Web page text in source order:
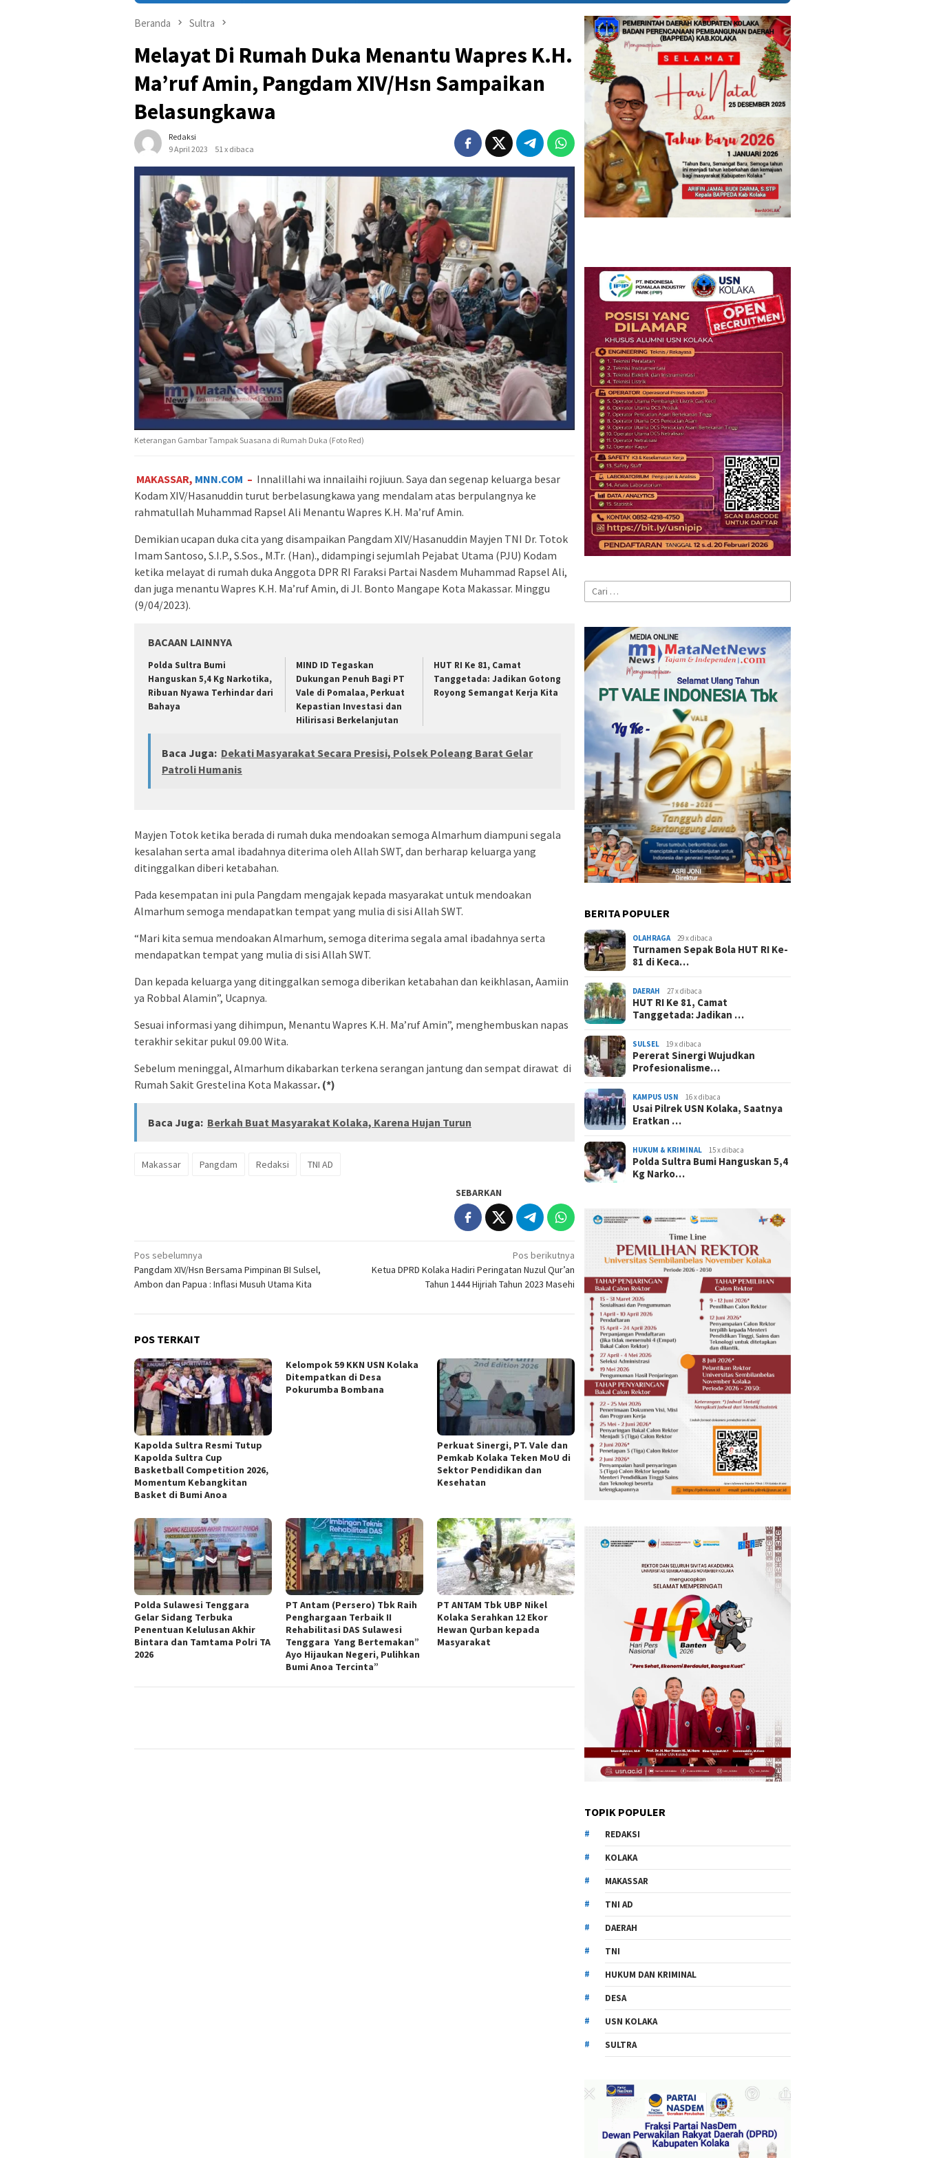
Beranda Sultra
Melayat Di Rumah Duka Menantu Wapres K.H.
Ma’ruf Amin, Pangdam XIV/Hsn Sampaikan
Belasungkawa
Redaksi
9 April 2023
51 x dibaca
Keterangan Gambar Tampak Suasana di Rumah Duka (Foto Red)
MAKASSAR, MNN.COM – Innalillahi wa innailaihi rojiuun. Saya dan segenap keluarga besar
Kodam XIV/Hasanuddin turut berbelasungkawa yang mendalam atas berpulangnya ke
rahmatullah Muhammad Rapsel Ali Menantu Wapres K.H. Ma’ruf Amin.
Demikian ucapan duka cita yang disampaikan Pangdam XIV/Hasanuddin Mayjen TNI Dr. Totok
Imam Santoso, S.I.P., S.Sos., M.Tr. (Han)., didampingi sejumlah Pejabat Utama (PJU) Kodam
ketika melayat di rumah duka Anggota DPR RI Faraksi Partai Nasdem Muhammad Rapsel Ali,
dan juga menantu Wapres K.H. Ma’ruf Amin, di Jl. Bonto Mangape Kota Makassar. Minggu
(9/04/2023).
BACAAN LAINNYA
Polda Sultra Bumi
Hanguskan 5,4 Kg Narkotika,
Ribuan Nyawa Terhindar dari
Bahaya
MIND ID Tegaskan
Dukungan Penuh Bagi PT
Vale di Pomalaa, Perkuat
Kepastian Investasi dan
Hilirisasi Berkelanjutan
HUT RI Ke 81, Camat
Tanggetada: Jadikan Gotong
Royong Semangat Kerja Kita
Baca Juga: Dekati Masyarakat Secara Presisi, Polsek Poleang Barat Gelar
Patroli Humanis
Mayjen Totok ketika berada di rumah duka mendoakan semoga Almarhum diampuni segala
kesalahan serta amal ibadahnya diterima oleh Allah SWT, dan berharap keluarga yang
ditinggalkan diberi ketabahan.
Pada kesempatan ini pula Pangdam mengajak kepada masyarakat untuk mendoakan
Almarhum semoga mendapatkan tempat yang mulia di sisi Allah SWT.
“Mari kita semua mendoakan Almarhum, semoga diterima segala amal ibadahnya serta
mendapatkan tempat yang mulia di sisi Allah SWT.
Dan kepada keluarga yang ditinggalkan semoga diberikan ketabahan dan keikhlasan, Aamiin
ya Robbal Alamin”, Ucapnya.
Sesuai informasi yang dihimpun, Menantu Wapres K.H. Ma’ruf Amin”, menghembuskan napas
terakhir sekitar pukul 09.00 Wita.
Sebelum meninggal, Almarhum dikabarkan terkena serangan jantung dan sempat dirawat di
Rumah Sakit Grestelina Kota Makassar. (*)
Baca Juga: Berkah Buat Masyarakat Kolaka, Karena Hujan Turun
Makassar Pangdam Redaksi TNI AD
SEBARKAN
Navigasi
pos
Pos sebelumnya
Pangdam XIV/Hsn Bersama Pimpinan BI Sulsel,
Ambon dan Papua : Inflasi Musuh Utama Kita
Pos berikutnya
Ketua DPRD Kolaka Hadiri Peringatan Nuzul Qur’an
Tahun 1444 Hijriah Tahun 2023 Masehi
POS TERKAIT
Kapolda Sultra Resmi Tutup
Kapolda Sultra Cup
Basketball Competition 2026,
Momentum Kebangkitan
Basket di Bumi Anoa
Kelompok 59 KKN USN Kolaka
Ditempatkan di Desa
Pokurumba Bombana
Perkuat Sinergi, PT. Vale dan
Pemkab Kolaka Teken MoU di
Sektor Pendidikan dan
Kesehatan
Polda Sulawesi Tenggara
Gelar Sidang Terbuka
Penentuan Kelulusan Akhir
Bintara dan Tamtama Polri TA
2026
PT Antam (Persero) Tbk Raih
Penghargaan Terbaik II
Rehabilitasi DAS Sulawesi
Tenggara Yang Bertemakan”
Ayo Hijaukan Negeri, Pulihkan
Bumi Anoa Tercinta”
PT ANTAM Tbk UBP Nikel
Kolaka Serahkan 12 Ekor
Hewan Qurban kepada
Masyarakat
Cari
untuk:
BERITA POPULER
OLAHRAGA 29 x dibaca
Turnamen Sepak Bola HUT RI Ke-
81 di Keca…
DAERAH 27 x dibaca
HUT RI Ke 81, Camat
Tanggetada: Jadikan …
SULSEL 19 x dibaca
Pererat Sinergi Wujudkan
Profesionalisme…
KAMPUS USN 16 x dibaca
Usai Pilrek USN Kolaka, Saatnya
Eratkan …
HUKUM & KRIMINAL 15 x dibaca
Polda Sultra Bumi Hanguskan 5,4
Kg Narko…
TOPIK POPULER
REDAKSI
KOLAKA
MAKASSAR
TNI AD
DAERAH
TNI
HUKUM DAN KRIMINAL
DESA
USN KOLAKA
SULTRA